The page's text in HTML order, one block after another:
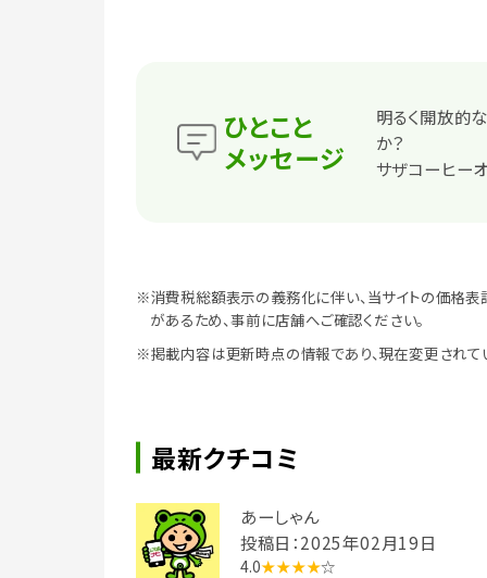
ひとこと
メッセージ
明るく開放的
か？
サザコーヒー
※消費税総額表示の義務化に伴い、当サイトの価格
があるため、事前に店舗へご確認ください。
※掲載内容は更新時点の情報であり、現在変更されて
最新クチコミ
あーしゃん
投稿日：2025年02月19日
4.0★★★★☆